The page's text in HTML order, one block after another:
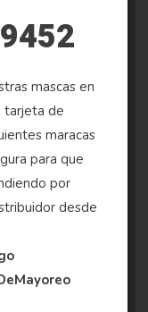
mascas en
tarjeta de
maracas
para que
por
desde